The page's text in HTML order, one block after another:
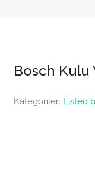
Bosch Kulu
Kategoriler: Listeo